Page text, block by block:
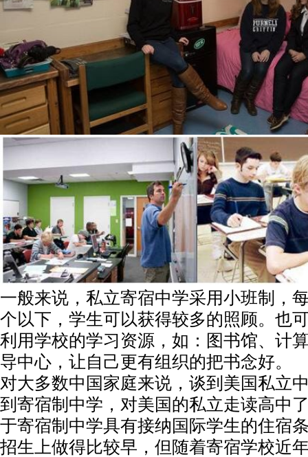
一般来说，私立寄宿中学采用小班制，
个以下，学生可以获得较多的照顾。也
利用学校的学习资源，如：图书馆、计
导中心，让自己更有组织的把书念好。
对大多数中国家庭来说，谈到美国私立
到寄宿制中学，对美国的私立走读高中
于寄宿制中学具有接纳国际学生的住宿
招生上做得比较早，但随着寄宿学校近